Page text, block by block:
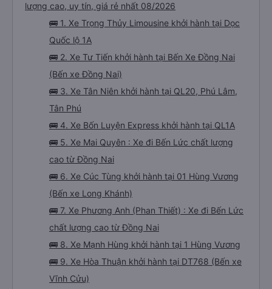
lượng cao, uy tín, giá rẻ nhất 08/2026
🚌 1. Xe Trọng Thủy Limousine khởi hành tại Dọc
Quốc lộ 1A
🚌 2. Xe Tư Tiến khởi hành tại Bến Xe Đồng Nai
(Bến xe Đồng Nai)
🚌 3. Xe Tân Niên khởi hành tại QL20, Phú Lâm,
Tân Phú
🚌 4. Xe Bốn Luyện Express khởi hành tại QL1A
🚌 5. Xe Mai Quyên : Xe đi Bến Lức chất lượng
cao từ Đồng Nai
🚌 6. Xe Cúc Tùng khởi hành tại 01 Hùng Vương
(Bến xe Long Khánh)
🚌 7. Xe Phương Anh (Phan Thiết) : Xe đi Bến Lức
chất lượng cao từ Đồng Nai
🚌 8. Xe Mạnh Hùng khởi hành tại 1 Hùng Vương
🚌 9. Xe Hòa Thuận khởi hành tại DT768 (Bến xe
Vĩnh Cửu)